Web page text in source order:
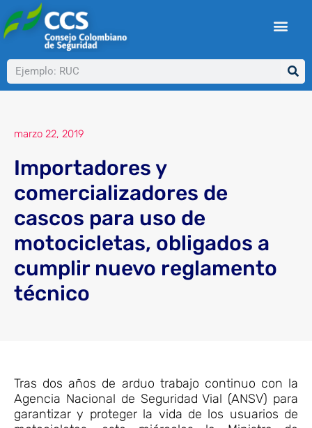
al
contenido
Buscar
marzo 22, 2019
Importadores y
comercializadores de
cascos para uso de
motocicletas, obligados a
cumplir nuevo reglamento
técnico
Tras dos años de arduo trabajo continuo con la
Agencia Nacional de Seguridad Vial (ANSV) para
garantizar y proteger la vida de los usuarios de